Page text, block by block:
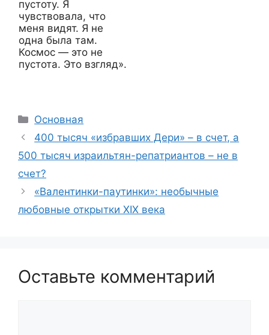
пустоту. Я
чувствовала, что
меня видят. Я не
одна была там.
Космос — это не
пустота. Это взгляд».
Рубрики
Основная
400 тысяч «избравших Дери» – в счет, а
500 тысяч израильтян-репатриантов – не в
счет?
«Валентинки-паутинки»: необычные
любовные открытки XIX века
Оставьте комментарий